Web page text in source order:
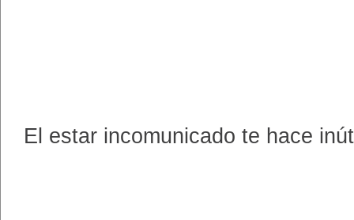
El estar incomunicado te hace